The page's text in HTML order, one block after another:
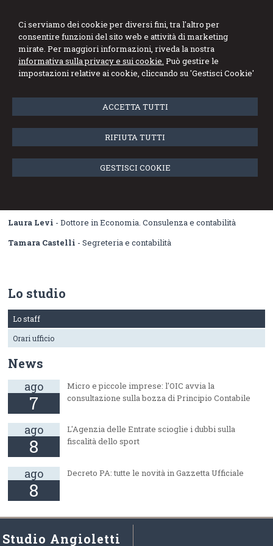
Ci serviamo dei cookie per diversi fini, tra l'altro per
consentire funzioni del sito web e attività di marketing
mirate. Per maggiori informazioni, riveda la nostra
informativa sulla privacy e sui cookie. Può gestire le
impostazioni relative ai cookie, cliccando su 'Gestisci Cookie'
ACCETTA TUTTI
RIFIUTA TUTTI
GESTISCI COOKIE
Studio Angioletti
Commercialisti Associati
Guido Angioletti- Dottore Commercialista e Revisore Contabile.
Socio dello Studio Associato
Pietro Gallini Zitti- Dottore Commercialista e Revisore
Contabile. Socio dello Studio Associato
Laura Levi - Dottore in Economia. Consulenza e contabilità
Tamara Castelli - Segreteria e contabilità
Lo studio
Lo staff
Orari ufficio
News
ago
7
Micro e piccole imprese: l'OIC avvia la
consultazione sulla bozza di Principio Contabile
ago
8
L'Agenzia delle Entrate scioglie i dubbi sulla
fiscalità dello sport
ago
8
Decreto PA: tutte le novità in Gazzetta Ufficiale
Studio Angioletti